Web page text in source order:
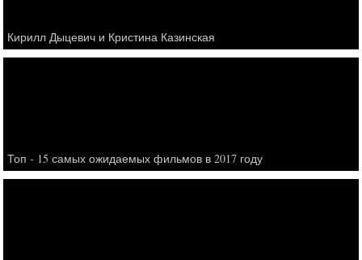
Кирилл Дыцевич и Кристина Казинская
Топ - 15 самых ожидаемых фильмов в 2017 году